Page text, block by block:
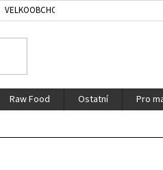
VELKOOBCHOD
Raw Food Ostatní Pro